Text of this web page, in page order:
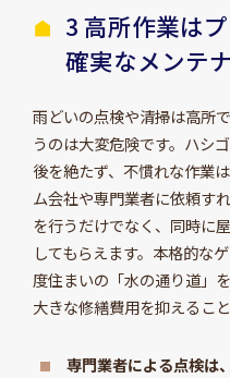
3 高所作業は
確実なメンテ
雨どいの点検や清掃は高所
うのは大変危険です。ハシ
後を絶たず、不慣れな作業
ム会社や専門業者に依頼す
を行うだけでなく、同時に
してもらえます。本格的な
度住まいの「水の通り道」
大きな修繕費用を抑えるこ
専門業者による点検は